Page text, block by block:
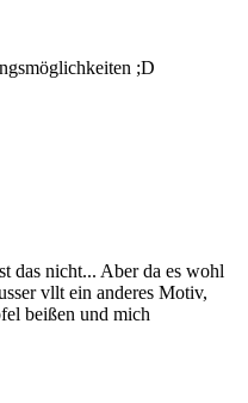
;D
das nicht... Aber da es wohl
vllt ein anderes Motiv,
beißen und mich